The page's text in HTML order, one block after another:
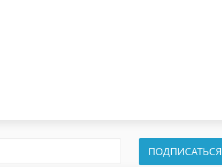
ПОДПИСАТЬСЯ